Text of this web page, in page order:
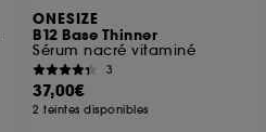
ONESIZE
B12 Base Thinner
Sérum nacré vitaminé
3
37,00€
2 teintes disponibles